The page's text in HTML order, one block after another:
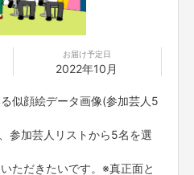
お届け予定日
2022年10月
似顔絵データ画像(参加芸人5
参加芸人リストから5名を選
ただきたいです。※真正面と